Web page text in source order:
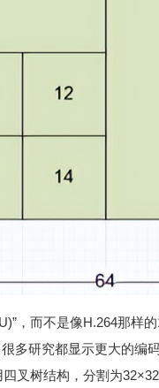
，而不是像H.264那样
多研究都显示更大的编
叉树结构，分割为